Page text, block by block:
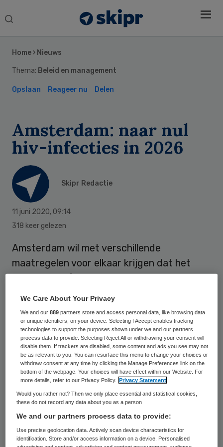
Search
Home › Nieuws
Thema: Beleid en management
Opslaan Reageer nu Delen
Amsterdam: naar nul
hiv-infecties in 2026
Skipr Redactie
11 juni 2020, 09:14
318 keer gelezen
Amsterdam wil met verschillende
maatregelen voor elkaar krijgen dat het
aantal hiv-infecties in de stad in 2026
gereduceerd is tot nul. Dat maakt het
stadsbestuur donderdag bekend.
In 2019 lag het aantal vastgestelde
besmettingen in Amsterdam op zestig, in de
voorgaande jaren waren dat er rond de
honderd. De stad gaat testmogelijkheden
uitbreiden en het gebruik van hiv-remmer
PrEP op grotere schaal mogelijk maken.
“Mensen met een hiv-infectie die niet wordt
Sidebar
We Care About Your Privacy
We and our889 partners store and access personal data, like browsing data
or unique identifiers, on your device. Selecting I Accept enables tracking
technologies to support the purposes shown under we and our partners
process data to provide. Selecting Reject All or withdrawing your consent will
disable them. If trackers are disabled, some content and ads you see may not
be as relevant to you. You can resurface this menu to change your choices or
withdraw consent at any time by clicking the Manage Preferences link on the
bottom of the webpage. Your choices will have effect within our Website. For
more details, refer to our Privacy Policy.
Privacy Statement
Would you rather not? Then we only place essential and statistical cookies,
these do not record any data about you as a person
We and our partners process data to provide:
Use precise geolocation data. Actively scan device characteristics for
identification. Store and/or access information on a device. Personalised